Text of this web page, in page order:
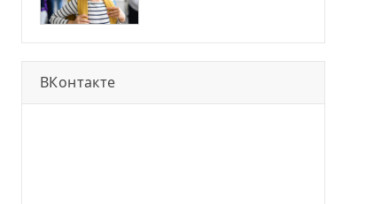
ВКонтакте